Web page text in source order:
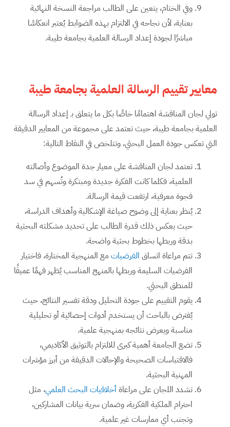
وفي الختام، يتعين على الطالب مراجعة النسخة النهائية
بعناية، لأن نجاحه في الالتزام بهذه الضوابط يُعتبر انعكاسًا
مباشرًا لجودة إعداد الرسالة العلمية بجامعة طيبة.
معايير تقييم الرسالة العلمية بجامعة طيبة
تولي لجان المناقشة اهتمامًا خاصًا بكل ما يتعلق بـ إعداد الرسالة
العلمية بجامعة طيبة، حيث تعتمد على مجموعة من المعايير الدقيقة
التي تعكس جودة العمل البحثي، وتتلخص في النقاط التالية:
تعتمد لجان المناقشة على معيار جدة الموضوع وأصالته
العلمية، فكلما كانت الفكرة جديدة ومبتكرة وتُسهم في سد
فجوة معرفية، ارتفعت قيمة الرسالة.
يُنظر بعناية إلى وضوح صياغة الإشكالية وأهداف الدراسة،
حيث يعكس ذلك قدرة الطالب على تحديد مشكلته البحثية
بدقة وربطها بخطوط بحثية واضحة.
تتم مراعاة اتساق الفرضيات مع المنهجية المختارة، فاختيار
الفرضيات السليمة وربطها بالمنهج المناسب يُظهر فهمًا عميقًا
للمنطق البحثي.
يقوم التقييم على جودة التحليل ودقة تفسير النتائج، حيث
يُفترض بالباحث أن يستخدم أدوات إحصائية أو تحليلية
مناسبة ويعرض نتائجه بمنهجية علمية.
تضع الجامعة أهمية كبرى للالتزام بالتوثيق الأكاديمي،
فالاقتباسات الصحيحة والإحالات الدقيقة من أبرز مؤشرات
المهنية البحثية.
تشدد اللجان على مراعاةأخلاقيات البحث العلمي، مثل
احترام الملكية الفكرية، وضمان سرية بيانات المشاركين،
وتجنب أي ممارسات غير علمية.